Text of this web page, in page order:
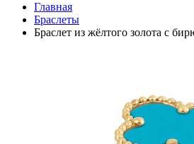
Главная
Браслеты
Браслет из жёлтого золота с